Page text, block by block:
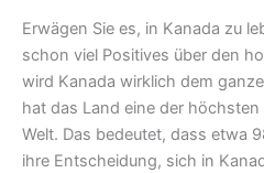
Erwägen Sie es, in Kanada zu
schon viel Positives über den
wird Kanada wirklich dem
hat das Land eine der
Welt. Das bedeutet, dass etwa
ihre Entscheidung, sich in